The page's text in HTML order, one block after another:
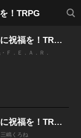
！TRPG
検索
この素晴らしい世界に祝福を！TRPG上級ルールブック
Ｆ．Ｅ．Ａ．Ｒ．
この素晴らしい世界に祝福を！TRPG
嶋くろね